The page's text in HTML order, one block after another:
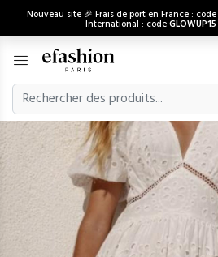
Nouveau site 🎉 Frais de port en France : code
International : codeGLOWUP15